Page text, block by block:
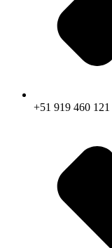
+51 919 460 121